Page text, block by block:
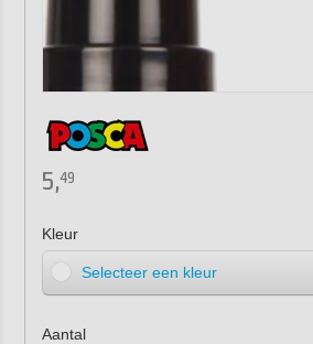
5,49
Kleur
Selecteer een kleur
Aantal